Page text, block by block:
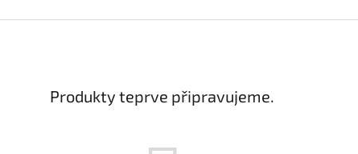
Produkty teprve připravujeme.